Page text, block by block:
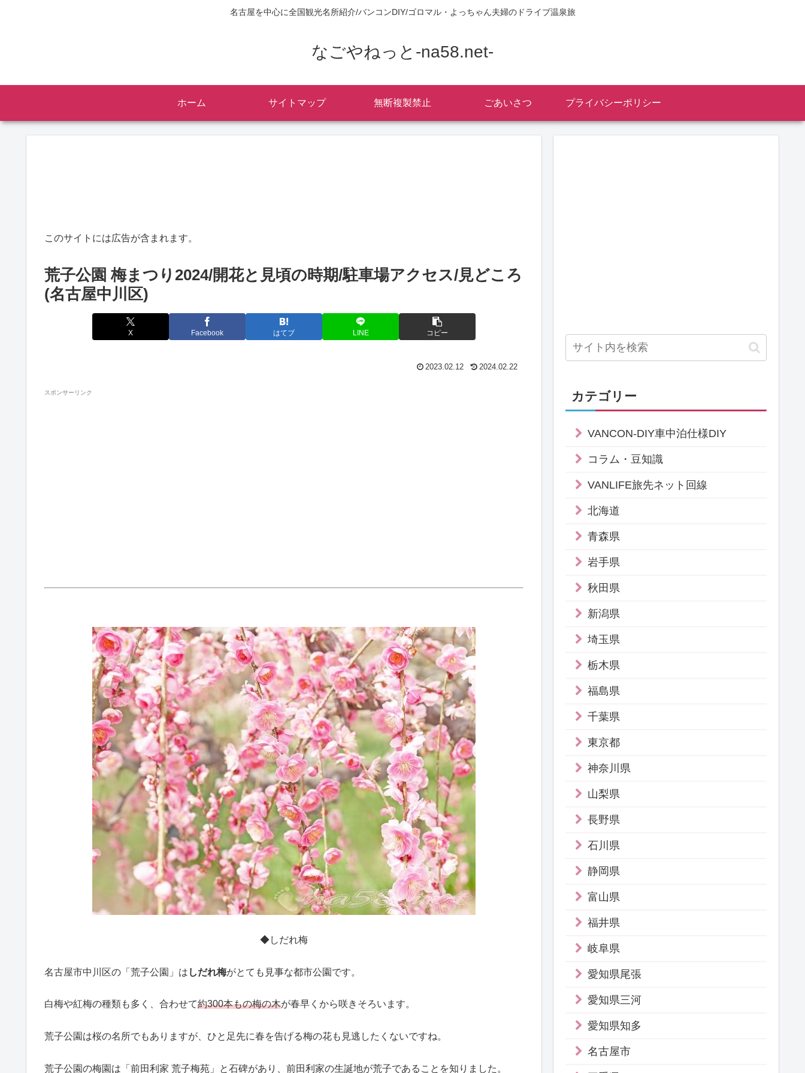
名古屋を中心に全国観光名所紹介/バンコンDIY/ゴロマル・よっちゃん夫婦のドライブ温泉旅
なごやねっと-na58.net-
ホーム サイトマップ 無断複製禁止 ごあいさつ プライバシーポリシー
このサイトには広告が含まれます。
荒子公園 梅まつり2024/開花と見頃の時期/駐車場アクセス/見どころ
(名古屋中川区)
X Facebook はてブ LINE コピー
2023.02.12 2024.02.22
スポンサーリンク
◆しだれ梅
名古屋市中川区の「荒子公園」は しだれ梅がとても見事な都市公園です。
白梅や紅梅の種類も多く、合わせて約300本もの梅の木が春早くから咲きそろいます。
荒子公園は桜の名所でもありますが、ひと足先に春を告げる梅の花も見逃したくないですね。
荒子公園の梅園は「前田利家 荒子梅苑」と石碑があり、前田利家の生誕地が荒子であることを知りました。
カテゴリー
VANCON-DIY車中泊仕様DIY
コラム・豆知識
VANLIFE旅先ネット回線
北海道
青森県
岩手県
秋田県
新潟県
埼玉県
栃木県
福島県
千葉県
東京都
神奈川県
山梨県
長野県
石川県
静岡県
富山県
福井県
岐阜県
愛知県尾張
愛知県三河
愛知県知多
名古屋市